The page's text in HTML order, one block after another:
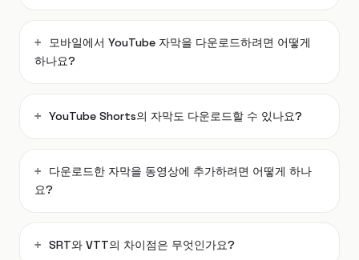
모바일에서 YouTube 자막을 다운로드하려면 어떻게
하나요?
YouTube Shorts의 자막도 다운로드할 수 있나요?
다운로드한 자막을 동영상에 추가하려면 어떻게 하나
요?
SRT와 VTT의 차이점은 무엇인가요?